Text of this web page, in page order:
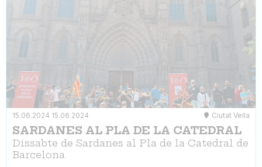
15.06.2024 15.06.2024 Ciutat Vella
SARDANES AL PLA DE LA CATEDRAL
Dissabte de Sardanes al Pla de la Catedral de
Barcelona